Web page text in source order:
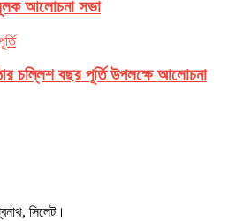
আলোচনা সভা
চল্লিশ বছর পূর্তি উপলক্ষে আলোচনা
সিলেট।